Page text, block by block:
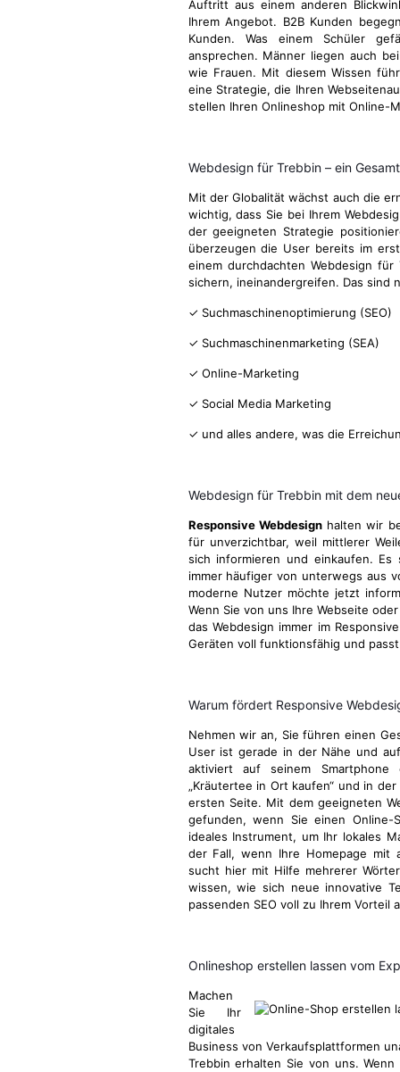
Auftritt aus einem anderen
Ihrem Angebot. B2B Kunden
Kunden. Was einem Schüler
ansprechen. Männer liegen auch
wie Frauen. Mit diesem Wissen
eine Strategie, die Ihren
stellen Ihren Onlineshop mit Online-
Webdesign für Trebbin – ein
Mit der Globalität wächst auch die
wichtig, dass Sie bei Ihrem
der geeigneten Strategie
überzeugen die User bereits im
einem durchdachten Webdesign
sichern, ineinandergreifen. Das sind
✓ Suchmaschinenoptimierung (SEO)
✓ Suchmaschinenmarketing (SEA)
✓ Online-Marketing
✓ Social Media Marketing
✓ und alles andere, was die
Webdesign für Trebbin mit dem
Responsive Webdesignhalten wir
für unverzichtbar, weil mittlerer
sich informieren und einkaufen.
immer häufiger von unterwegs aus
moderne Nutzer möchte jetzt
Wenn Sie von uns Ihre Webseite
das Webdesign immer im
Geräten voll funktionsfähig und
Warum fördert Responsive
Nehmen wir an, Sie führen einen
User ist gerade in der Nähe und
aktiviert auf seinem
„Kräutertee in Ort kaufen“ und in
ersten Seite. Mit dem geeigneten
gefunden, wenn Sie einen
ideales Instrument, um Ihr lokales
der Fall, wenn Ihre Homepage mit
sucht hier mit Hilfe mehrerer
wissen, wie sich neue innovative
passenden SEO voll zu Ihrem Vorteil
Onlineshop erstellen lassen vom
Machen
Sie Ihr
digitales
Business von Verkaufsplattformen
Trebbin erhalten Sie von uns.